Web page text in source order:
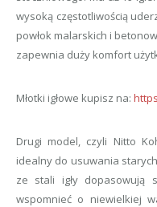
wysoką częstotliwością
powłok malarskich i
zapewnia duży komfort
Młotki igłowe kupisz na:
Drugi model, czyli Nitto
idealny do usuwania
ze stali igły dopasowują
wspomnieć o niewielkiej